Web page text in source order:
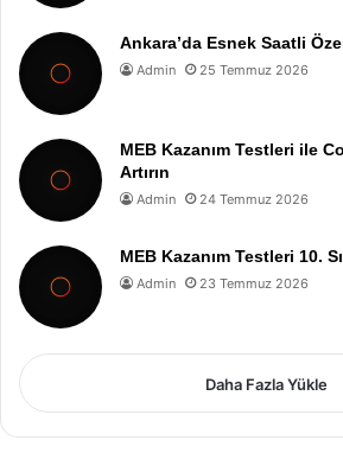
Ankara’da Esnek Saatli
Admin 25 Temmuz 2026
MEB Kazanım Testleri ile
Artırın
Admin 24 Temmuz 2026
MEB Kazanım Testleri 10.
Admin 23 Temmuz 2026
Daha Fazla Yükle